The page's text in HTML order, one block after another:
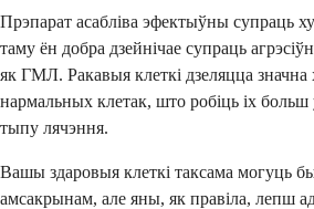
Прэпарат асабліва эфектыўны супраць
таму ён добра дзейнічае супраць
як ГМЛ. Ракавыя клеткі дзеляцца
нармальных клетак, што робіць іх больш
тыпу лячэння.
Вашы здаровыя клеткі таксама могуць
амсакрынам, але яны, як правіла, лепш